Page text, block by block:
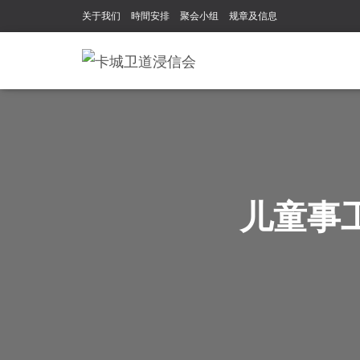
关于我们 時間安排 聚会小组 规章及信息
儿童事